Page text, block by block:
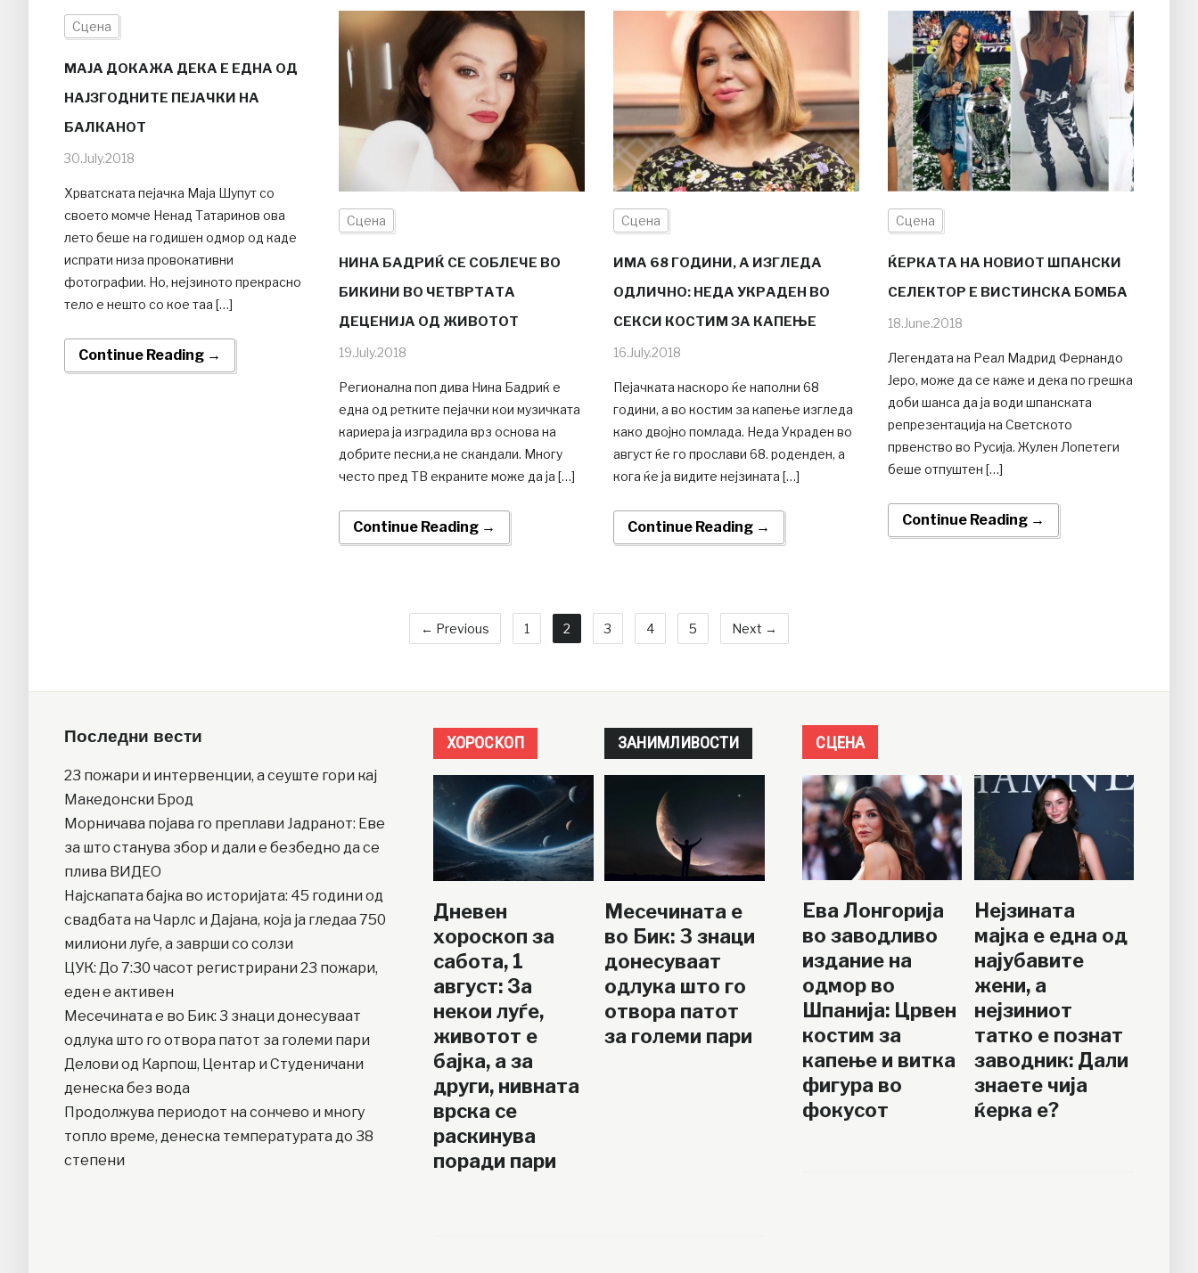
Сцена
МАЈА ДОКАЖА ДЕКА Е ЕДНА ОД
НАЈЗГОДНИТЕ ПЕЈАЧКИ НА
БАЛКАНОТ
30.July.2018
Хрватската пејачка Маја Шупут со
своето момче Ненад Татаринов ова
лето беше на годишен одмор од каде
испрати низа провокативни
фотографии. Но, нејзиното прекрасно
тело е нешто со кое таа […]
Continue Reading →
Сцена
НИНА БАДРИЌ СЕ СОБЛЕЧЕ ВО
БИКИНИ ВО ЧЕТВРТАТА
ДЕЦЕНИЈА ОД ЖИВОТОТ
19.July.2018
Регионална поп дива Нина Бадриќ е
една од ретките пејачки кои музичката
кариера ја изградила врз основа на
добрите песни,а не скандали. Многу
често пред ТВ екраните може да ја […]
Continue Reading →
Сцена
ИМА 68 ГОДИНИ, А ИЗГЛЕДА
ОДЛИЧНО: НЕДА УКРАДЕН ВО
СЕКСИ КОСТИМ ЗА КАПЕЊЕ
16.July.2018
Пејачката наскоро ќе наполни 68
години, а во костим за капење изгледа
како двојно помлада. Неда Украден во
август ќе го прослави 68. роденден, а
кога ќе ја видите нејзината […]
Continue Reading →
Сцена
ЌЕРКАТА НА НОВИОТ ШПАНСКИ
СЕЛЕКТОР Е ВИСТИНСКА БОМБА
18.June.2018
Легендата на Реал Мадрид Фернандо
Јеро, може да се каже и дека по грешка
доби шанса да ја води шпанската
репрезентација на Светското
првенство во Русија. Жулен Лопетеги
беше отпуштен […]
Continue Reading →
← Previous 1 2 3 4 5 Next →
Последни вести
23 пожари и интервенции, а сеуште гори кај
Македонски Брод
Moрничава појава го преплави Јадранот: Еве
за што станува збор и дали е безбедно да се
плива ВИДЕО
Најскапата бајка во историјата: 45 години од
свадбата на Чарлс и Дајана, која ја гледаа 750
милиони луѓе, а заврши со солзи
ЦУК: До 7:30 часот регистрирани 23 пожари,
еден е активен
Месечината е во Бик: 3 знаци донесуваат
одлука што го отвора патот за големи пари
Делови од Карпош, Центар и Студеничани
денеска без вода
Продолжува периодот на сончево и многу
топло време, денеска температурата до 38
степени
ХОРОСКОП
Дневен
хороскоп за
сабота, 1
август: За
некои луѓе,
животот е
бајка, а за
други, нивната
врска се
раскинува
поради пари
ЗАНИМЛИВОСТИ
Месечината е
во Бик: 3 знаци
донесуваат
одлука што го
отвора патот
за големи пари
СЦЕНА
Ева Лонгорија
во заводливо
издание на
одмор во
Шпанија: Црвен
костим за
капење и витка
фигура во
фокусот
Нејзината
мајка е една од
најубавите
жени, а
нејзиниот
татко е познат
заводник: Дали
знаете чија
ќерка е?